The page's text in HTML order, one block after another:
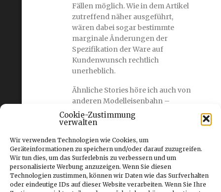
Cookie-Zustimmung
verwalten
Wir verwenden Technologien wie Cookies, um
Geräteinformationen zu speichern und/oder darauf zuzugreifen.
Wir tun dies, um das Surferlebnis zu verbessern und um
personalisierte Werbung anzuzeigen. Wenn Sie diesen
Technologien zustimmen, können wir Daten wie das Surfverhalten
oder eindeutige IDs auf dieser Website verarbeiten. Wenn Sie Ihre
Fällen möglich. Wie in dem Artikel
zutreffend näher ausgeführt,
wären dabei sogar bestimmte
marginale Änderungen der
Spezifikation der Ware auf
Kundenwunsch rechtlich
unerheblich.
Ähnliche Stories höre ich auch von
anderen Modelleisenbahn –
Kunden. Da fragt man sich
bisweilen, ob die überwiegend
Versandgeschäft tätigen Händler
es wirklich nicht besser wissen
oder ob sie ihren Kunden zum
eigenen Vorteil einen Bären
aufbinden wollen. Zum Glück